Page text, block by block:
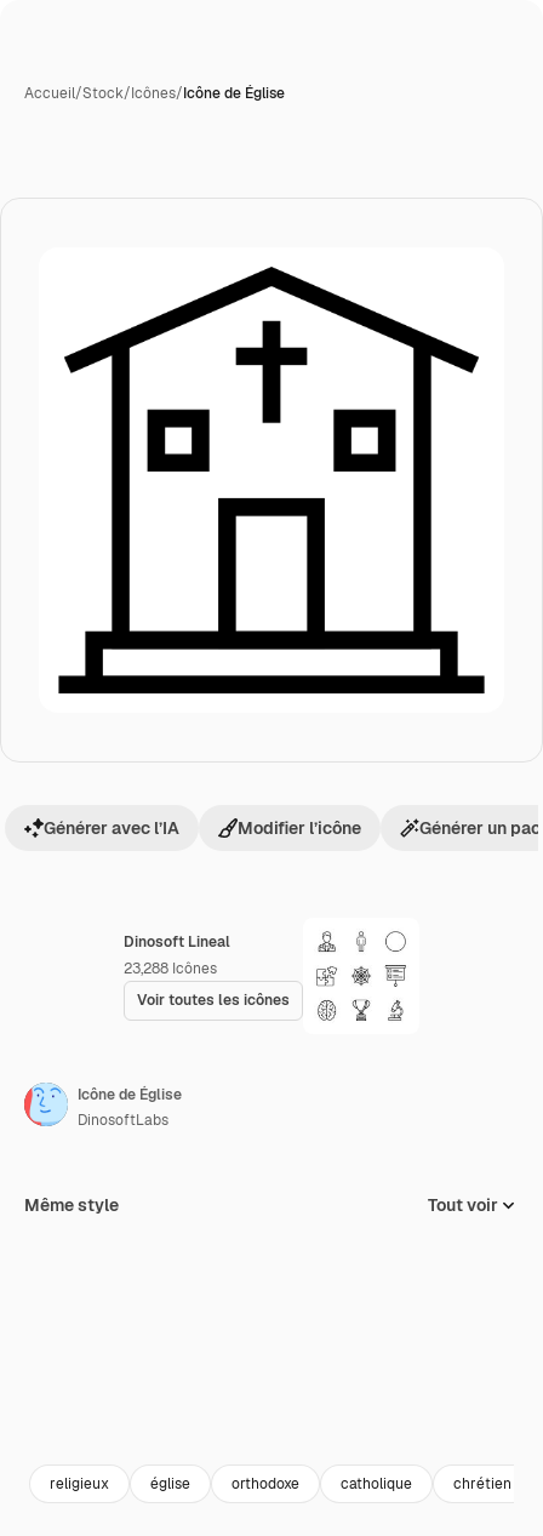
Accueil/Stock/Icônes/Icône de Église
Dinosoft Lineal
23,288 Icônes
Voir toutes les icônes
Générer avec l’IA Modifier l’icône Générer un
Icône de Église
DinosoftLabs
Même style Tout voir
religieux église orthodoxe catholique chrétien